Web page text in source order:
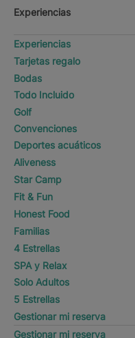
Experiencias
Experiencias
Tarjetas regalo
Bodas
Todo Incluido
Golf
Convenciones
Deportes acuáticos
Aliveness
Star Camp
Fit & Fun
Honest Food
Familias
4 Estrellas
SPA y Relax
Solo Adultos
5 Estrellas
Gestionar mi reserva
Gestionar mi reserva